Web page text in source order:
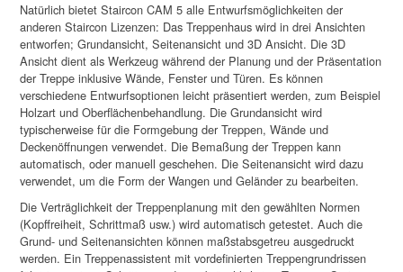
Natürlich bietet Staircon CAM 5 alle Entwurfsmöglichkeiten der
anderen Staircon Lizenzen: Das Treppenhaus wird in drei Ansichten
entworfen; Grundansicht, Seitenansicht und 3D Ansicht. Die 3D
Ansicht dient als Werkzeug während der Planung und der Präsentation
der Treppe inklusive Wände, Fenster und Türen. Es können
verschiedene Entwurfsoptionen leicht präsentiert werden, zum Beispiel
Holzart und Oberflächenbehandlung. Die Grundansicht wird
typischerweise für die Formgebung der Treppen, Wände und
Deckenöffnungen verwendet. Die Bemaßung der Treppen kann
automatisch, oder manuell geschehen. Die Seitenansicht wird dazu
verwendet, um die Form der Wangen und Geländer zu bearbeiten.
Die Verträglichkeit der Treppenplanung mit den gewählten Normen
(Kopffreiheit, Schrittmaß usw.) wird automatisch getestet. Auch die
Grund- und Seitenansichten können maßstabsgetreu ausgedruckt
werden. Ein Treppenassistent mit vordefinierten Treppengrundrissen